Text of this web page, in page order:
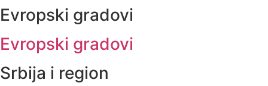
Evropski gradovi
Evropski gradovi
Srbija i region